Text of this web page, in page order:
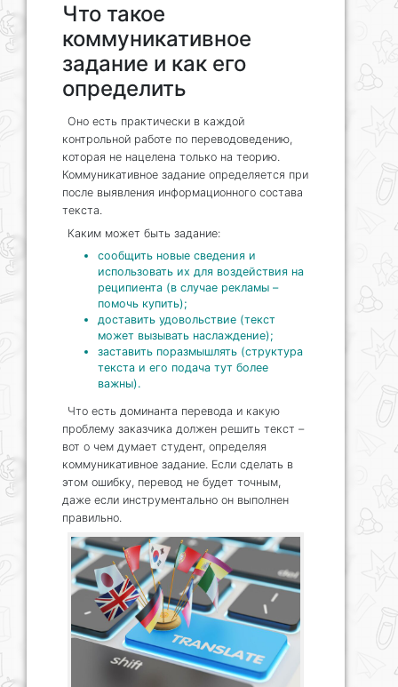
Что такое
коммуникативное
задание и как его
определить
Оно есть практически в каждой
контрольной работе по переводоведению,
которая не нацелена только на теорию.
Коммуникативное задание определяется при
после выявления информационного состава
текста.
Каким может быть задание:
сообщить новые сведения и
использовать их для воздействия на
реципиента (в случае рекламы –
помочь купить);
доставить удовольствие (текст
может вызывать наслаждение);
заставить поразмышлять (структура
текста и его подача тут более
важны).
Что есть доминанта перевода и какую
проблему заказчика должен решить текст –
вот о чем думает студент, определяя
коммуникативное задание. Если сделать в
этом ошибку, перевод не будет точным,
даже если инструментально он выполнен
правильно.